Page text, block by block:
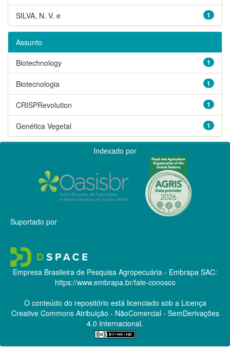
1
SILVA, N. V. e
Assunto
1
Biotechnology
1
Biotecnologia
1
CRISPRevolution
1
Genética Vegetal
Indexado por
Suportado por
Empresa Brasileira de Pesquisa Agropecuária - Embrapa SAC:
https://www.embrapa.br/fale-conosco
O conteúdo do repositório está licenciado sob a Licença
Creative CommonsAtribuição - NãoComercial - SemDerivações
4.0 Internacional.